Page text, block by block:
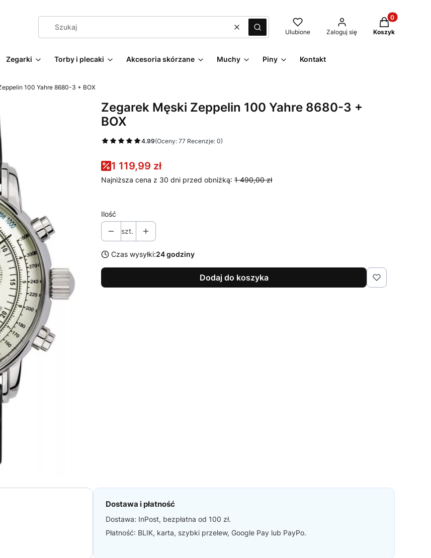
WyczyśćSzukaj Ulubione Zaloguj się
Produkty w
Koszyk
Zegarki Torby i plecaki Akcesoria skórzane Muchy Piny Kontakt
100 Yahre 8680-3 + BOX
Zegarek Męski Zeppelin 100 Yahre 8680-3 +
BOX
4.99(Oceny: 77 Recenzje: 0)
1 119,99 zł
Najniższa cena z 30 dni przed obniżką: 1 490,00 zł
Ilość
szt.
Czas wysyłki:24 godziny
Dodaj do koszyka
Dostawa i płatność
Dostawa: InPost, bezpłatna od 100 zł.
Płatność: BLIK, karta, szybki przelew, Google Pay lub PayPo.